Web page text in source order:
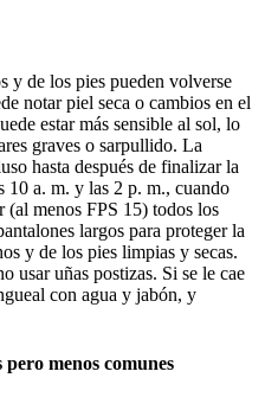
y de los pies pueden volverse
notar piel seca o cambios en el
estar más sensible al sol, lo
graves o sarpullido. La
hasta después de finalizar la
10 a. m. y las 2 p. m., cuando
(al menos FPS 15) todos los
largos para proteger la
y de los pies limpias y secas.
usar uñas postizas. Si se le cae
con agua y jabón, y
menos comunes